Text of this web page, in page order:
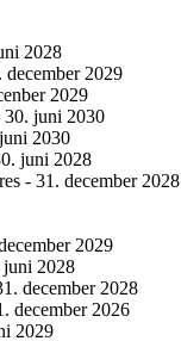
2028
2029
2029
30. juni 2030
2030
juni 2028
- 31. december 2028
2029
juni 2028
december 2028
december 2026
2029